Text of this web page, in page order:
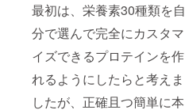
最初は、栄養素30種類を自
分で選んで完全にカスタマ
イズできるプロテインを作
れるようにしたらと考えま
したが、正確且つ簡単に本